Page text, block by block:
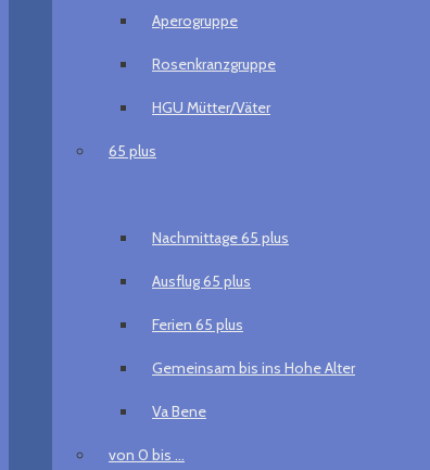
Aperogruppe
Rosenkranzgruppe
HGU Mütter/Väter
65 plus
Nachmittage 65 plus
Ausflug 65 plus
Ferien 65 plus
Gemeinsam bis ins Hohe Alter
Va Bene
von 0 bis …